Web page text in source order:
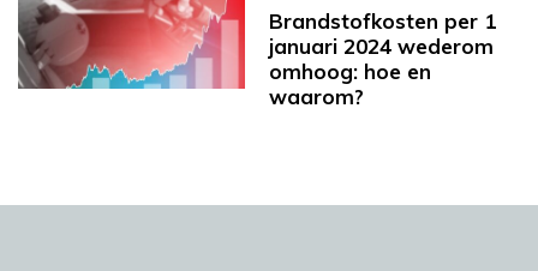
Brandstofkosten per 1
januari 2024 wederom
omhoog: hoe en
waarom?